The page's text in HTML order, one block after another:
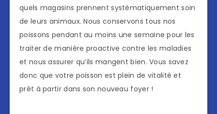
quels magasins prennent systématiquement soin
de leurs animaux. Nous conservons tous nos
poissons pendant au moins une semaine pour les
traiter de manière proactive contre les maladies
et nous assurer qu’ils mangent bien. Vous savez
donc que votre poisson est plein de vitalité et
prêt à partir dans son nouveau foyer !